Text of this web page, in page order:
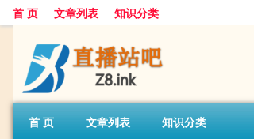
首 页 文章列表 知识分类
首 页 文章列表 知识分类